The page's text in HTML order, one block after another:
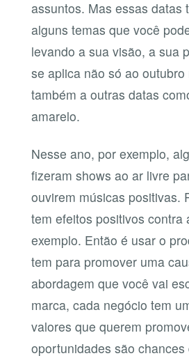
assuntos. Mas essas datas
alguns temas que você
levando a sua visão, a sua
se aplica não só ao outubro
também a outras datas
amarelo.
Nesse ano, por exemplo,
fizeram shows ao ar livre
ouvirem músicas positivas.
tem efeitos positivos contra
exemplo. Então é usar o
tem para promover uma
abordagem que você vai
marca, cada negócio tem
valores que querem
oportunidades são